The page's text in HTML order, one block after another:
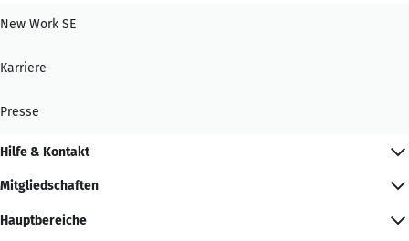
New Work SE
Karriere
Presse
Hilfe & Kontakt
Mitgliedschaften
Hauptbereiche